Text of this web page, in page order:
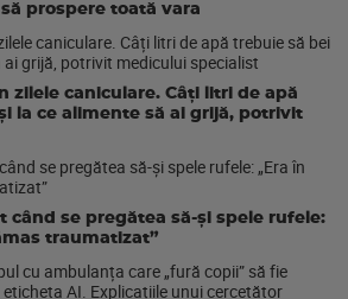
prospere toată vara
zilele caniculare. Câți litri de apă
la ce alimente să ai grijă, potrivit
când se pregătea să-și spele rufele:
traumatizat”